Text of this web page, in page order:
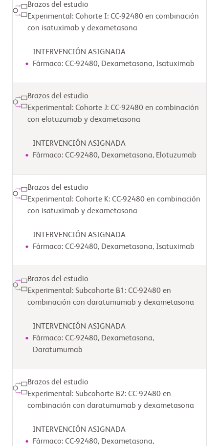
Brazos del estudio
Experimental: Cohorte I: CC-92480 en combinación
con isatuximab y dexametasona
INTERVENCIÓN ASIGNADA
Fármaco: CC-92480, Dexametasona, Isatuximab
Brazos del estudio
Experimental: Cohorte J: CC-92480 en combinación
con elotuzumab y dexametasona
INTERVENCIÓN ASIGNADA
Fármaco: CC-92480, Dexametasona, Elotuzumab
Brazos del estudio
Experimental: Cohorte K: CC-92480 en combinación
con isatuximab y dexametasona
INTERVENCIÓN ASIGNADA
Fármaco: CC-92480, Dexametasona, Isatuximab
Brazos del estudio
Experimental: Subcohorte B1: CC-92480 en
combinación con daratumumab y dexametasona
INTERVENCIÓN ASIGNADA
Fármaco: CC-92480, Dexametasona,
Daratumumab
Brazos del estudio
Experimental: Subcohorte B2: CC-92480 en
combinación con daratumumab y dexametasona
INTERVENCIÓN ASIGNADA
Fármaco: CC-92480, Dexametasona,